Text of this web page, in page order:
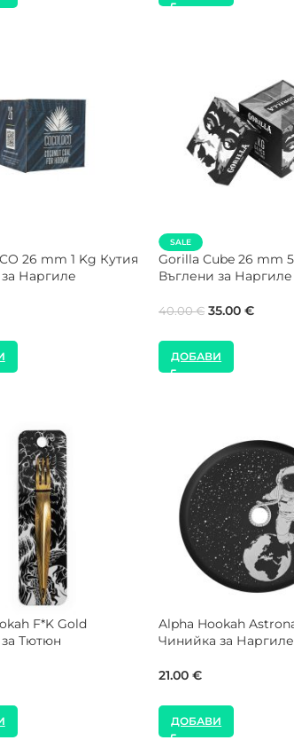
mm 20 Kg Кашон
NEW
COCOLOCO 27 mm 1
Въглени за Наргиле
9.00€
ДОБАВИ
NEW
Shisha Glow in the Dark
ДОБАВИ
MOZE
Mat